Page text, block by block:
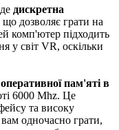
дискретна
що дозволяє грати на
комп'ютер підходить
у світ VR, оскільки
оперативної пам'яті в
6000 Mhz. Це
та високу
одночасно грати,